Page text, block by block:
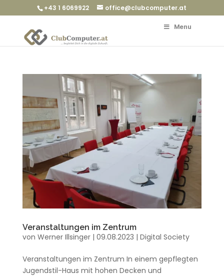
+43 1 6069922 office@clubcomputer.at
Menu
Veranstaltungen im Zentrum
von Werner Illsinger| 09.08.2023 | Digital Society
Veranstaltungen im Zentrum In einem gepflegten
Jugendstil-Haus mit hohen Decken und